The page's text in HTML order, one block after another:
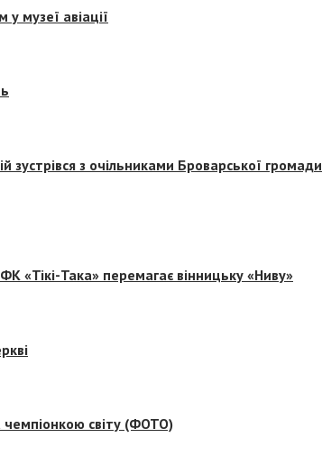
музеї авіації
з очільниками Броварської громади
«Тікі-Така» перемагає вінницьку «Ниву»
чемпіонкою світу (ФОТО)